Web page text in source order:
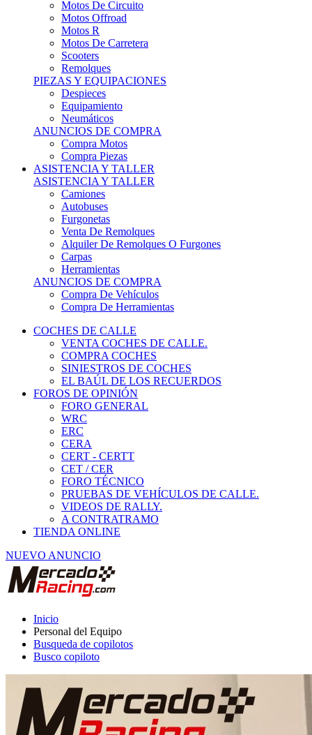
Motos R
Motos De Carretera
Scooters
Remolques
PIEZAS Y EQUIPACIONES
Despieces
Equipamiento
Neumáticos
ANUNCIOS DE COMPRA
Compra Motos
Compra Piezas
ASISTENCIA Y TALLER
ASISTENCIA Y TALLER
Camiones
Autobuses
Furgonetas
Venta De Remolques
Alquiler De Remolques O Furgones
Carpas
Herramientas
ANUNCIOS DE COMPRA
Compra De Vehículos
Compra De Herramientas
COCHES DE CALLE
VENTA COCHES DE CALLE.
COMPRA COCHES
SINIESTROS DE COCHES
EL BAÚL DE LOS RECUERDOS
FOROS DE OPINIÓN
FORO GENERAL
WRC
ERC
CERA
CERT - CERTT
CET / CER
FORO TÉCNICO
PRUEBAS DE VEHÍCULOS DE CALLE.
VIDEOS DE RALLY.
A CONTRATRAMO
TIENDA ONLINE
NUEVO ANUNCIO
Personal del Equipo
Busqueda de copilotos
Busco copiloto